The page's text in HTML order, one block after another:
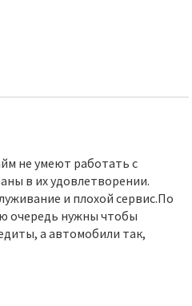
не умеют работать с
в их удовлетворении.
и плохой сервис.По
очередь нужны чтобы
а автомобили так,